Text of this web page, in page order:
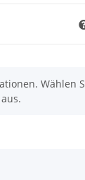
Wählen